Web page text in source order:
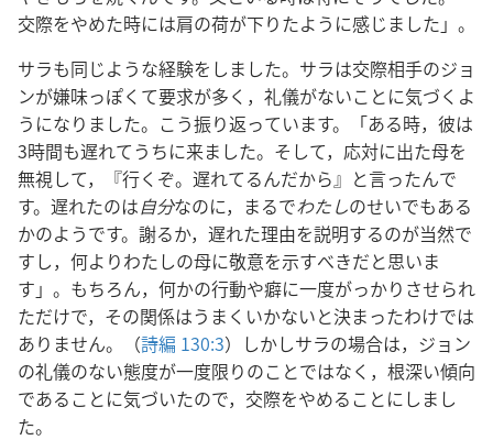
交際をやめた時には肩の荷が下りたように感じました」。
サラも同じような経験をしました。サラは交際相手のジョ
ンが嫌味っぽくて要求が多く，礼儀がないことに気づくよ
うになりました。こう振り返っています。「ある時，彼は
3時間も遅れてうちに来ました。そして，応対に出た母を
無視して，『行くぞ。遅れてるんだから』と言ったんで
す。遅れたのは自分なのに，まるでわたしのせいでもある
かのようです。謝るか，遅れた理由を説明するのが当然で
すし，何よりわたしの母に敬意を示すべきだと思いま
す」。もちろん，何かの行動や癖に一度がっかりさせられ
ただけで，その関係はうまくいかないと決まったわけでは
ありません。（詩編 130:3）しかしサラの場合は，ジョン
の礼儀のない態度が一度限りのことではなく，根深い傾向
であることに気づいたので，交際をやめることにしまし
た。